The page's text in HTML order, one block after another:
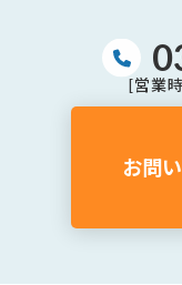
[営業
お問